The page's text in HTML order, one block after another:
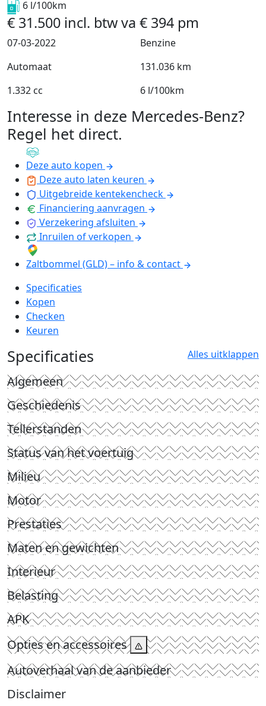
6 l/100km
€ 31.500 incl. btwva € 394 pm
07-03-2022
Benzine
Automaat
131.036 km
1.332 cc
6 l/100km
Interesse in deze Mercedes-Benz?
Regel het direct.
Deze auto kopen
Deze auto laten keuren
Uitgebreide kentekencheck
Financiering aanvragen
Verzekering afsluiten
Inruilen of verkopen
Zaltbommel (GLD) – info & contact
Specificaties
Kopen
Checken
Keuren
Specificaties Alles uitklappen
Algemeen
Geschiedenis
Tellerstanden
Status van het voertuig
Milieu
Motor
Prestaties
Maten en gewichten
Interieur
Belasting
APK
Opties en accessoires
Autoverhaal van de aanbieder
Disclaimer